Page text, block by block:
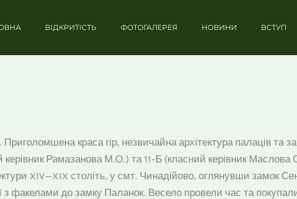
ВІДКРИТІСТЬ ФОТОГАЛЕРЕЯ НОВИНИ ВСТУП
краса гір, незвичайна архітектура палаців та
керівник Рамазанова М.О.) та 11-Б (класний керівник
XIV—XIX століть, у смт. Чинадійово, оглянувши замок
з факелами до замку Паланок. Весело провели час та